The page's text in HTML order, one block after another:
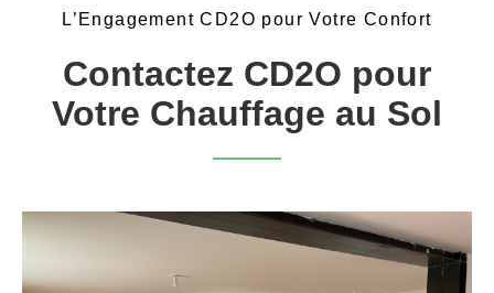
L’Engagement CD2O pour Votre Confort
Contactez CD2O pour
Votre Chauffage au Sol